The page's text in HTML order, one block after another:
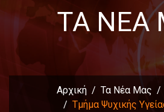
ΤΑ ΝΈΑ
Αρχική Τα Νέα Μας
Τμήμα Ψυχικής